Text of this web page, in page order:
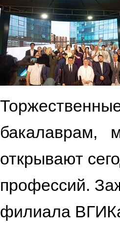
бакалаврам,
открывают
профессий.
филиала